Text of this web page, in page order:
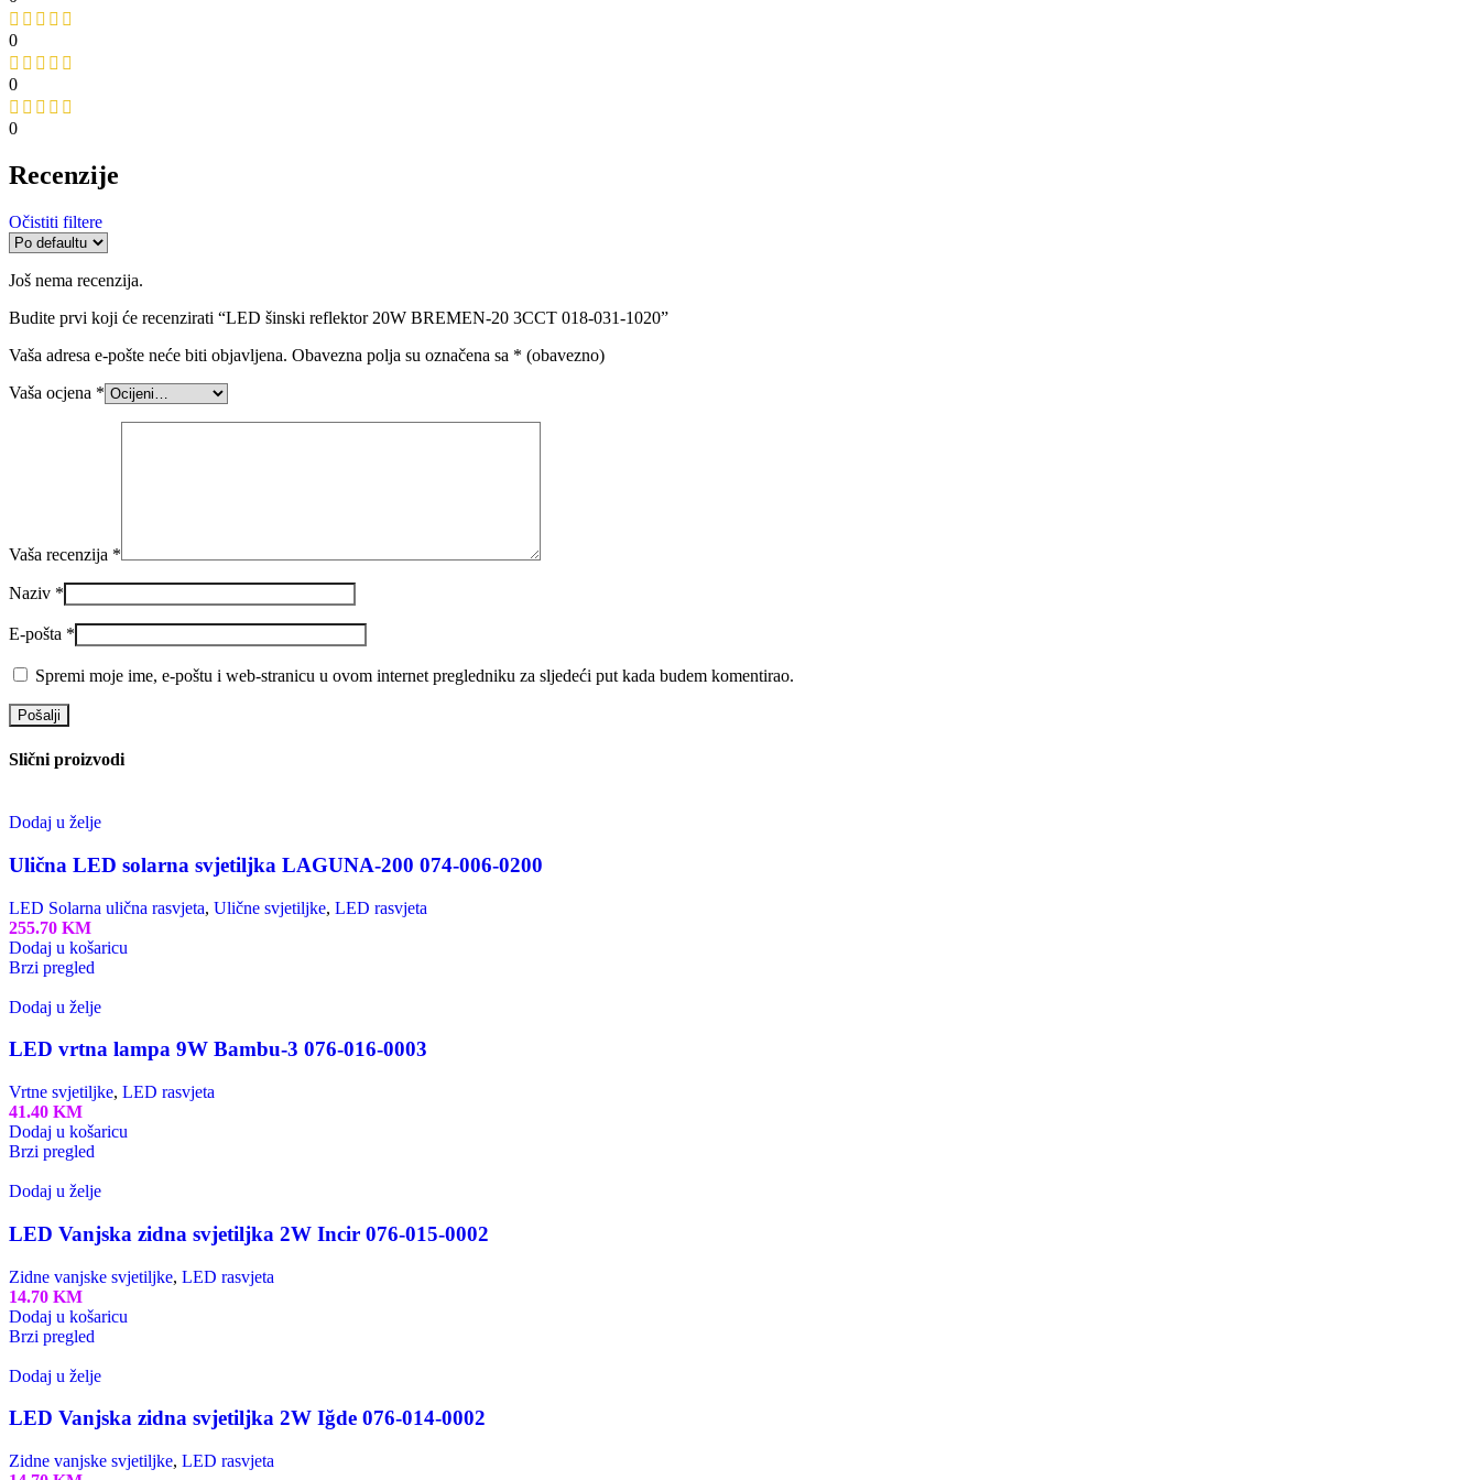
0
0
0
Recenzije
Očistiti filtere
Još nema recenzija.
Budite prvi koji će recenzirati “LED šinski reflektor 20W BREMEN-20 3CCT 018-031-1020”
Vaša adresa e-pošte neće biti objavljena. Obavezna polja su označena sa * (obavezno)
Vaša ocjena *
Vaša recenzija *
Naziv *
E-pošta *
Spremi moje ime, e-poštu i web-stranicu u ovom internet pregledniku za sljedeći put kada budem komentirao.
Slični proizvodi
Dodaj u želje
Ulična LED solarna svjetiljka LAGUNA-200 074-006-0200
LED Solarna ulična rasvjeta, Ulične svjetiljke, LED rasvjeta
255.70 KM
Dodaj u košaricu
Brzi pregled
Dodaj u želje
LED vrtna lampa 9W Bambu-3 076-016-0003
Vrtne svjetiljke, LED rasvjeta
41.40 KM
Dodaj u košaricu
Brzi pregled
Dodaj u želje
LED Vanjska zidna svjetiljka 2W Incir 076-015-0002
Zidne vanjske svjetiljke, LED rasvjeta
14.70 KM
Dodaj u košaricu
Brzi pregled
Dodaj u želje
LED Vanjska zidna svjetiljka 2W Iğde 076-014-0002
Zidne vanjske svjetiljke, LED rasvjeta